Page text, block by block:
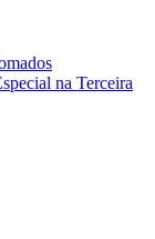
na Terceira